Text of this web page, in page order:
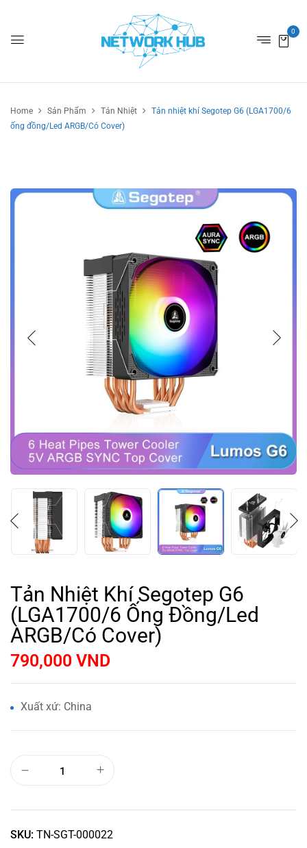
0
Home Sản Phẩm Tản Nhiệt
Tản nhiệt khí Segotep G6 (LGA1700/6
ống đồng/Led ARGB/Có Cover)
Tản Nhiệt Khí Segotep G6
(LGA1700/6 Ống Đồng/Led
ARGB/Có Cover)
790,000 VND
Xuất xứ: China
SKU: TN-SGT-000022